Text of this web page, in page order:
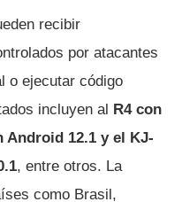
recibir
por atacantes
o ejecutar código
incluyen al R4 con
Android 12.1 y el KJ-
, entre otros. La
como Brasil,